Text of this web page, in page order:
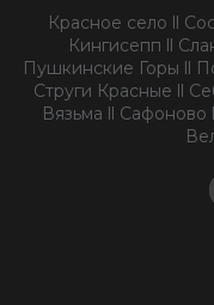
Красное село ll
Кингисепп ll
Пушкинские Горы ll
Струги Красные ll
Вязьма ll Сафоново